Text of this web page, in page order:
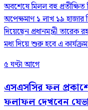
অবশেষে মিলল বহু প্রতীক্ষিত
অপেক্ষমাণ ১ লাখ ১৯ হাজার
দিয়েছেন প্রধানমন্ত্রী
মধ্য দিয়ে শুরু হবে এ
৫ ঘণ্টা আগে
এসএসসির ফল
ফলাফল দেখবেন